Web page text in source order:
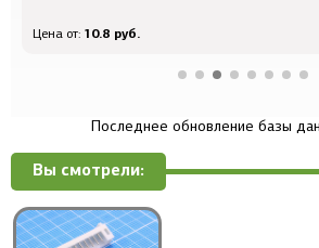
Цена от: 10.8 руб.
Последнее обновление базы
Вы смотрели: